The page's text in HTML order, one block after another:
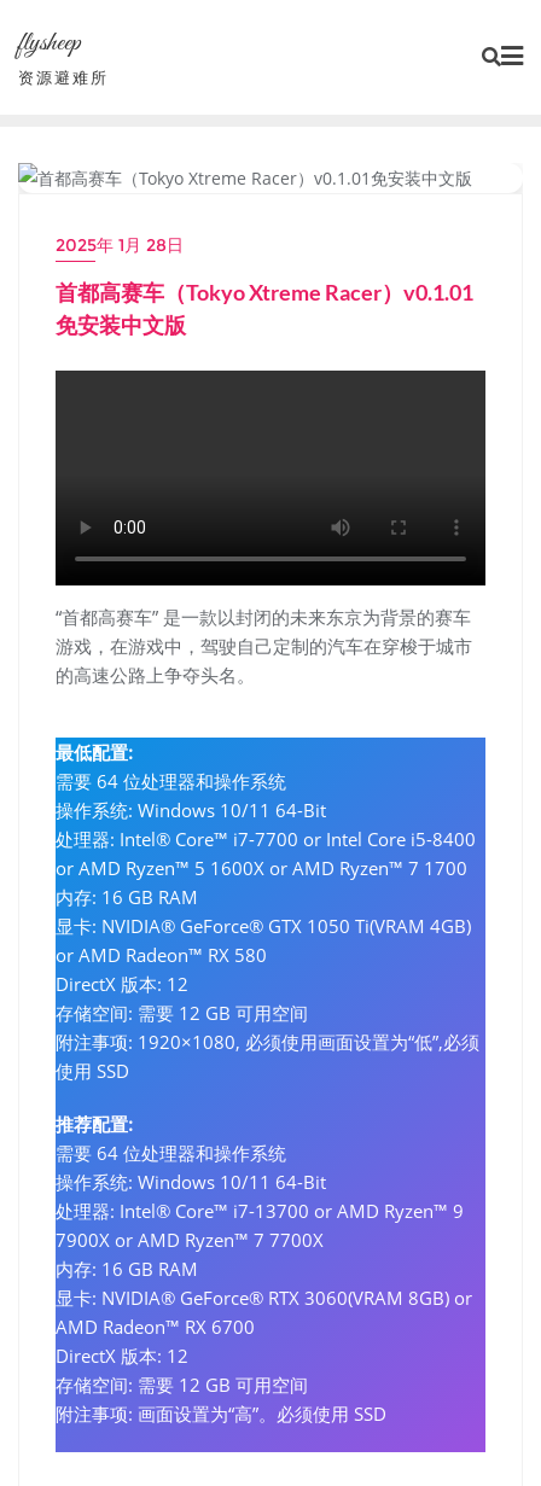
content
flysheep
资源避难所
2025年 1月 28日
首都高赛车（Tokyo Xtreme Racer）v0.1.01
免安装中文版
“首都高赛车” 是一款以封闭的未来东京为背景的赛车
游戏，在游戏中，驾驶自己定制的汽车在穿梭于城市
的高速公路上争夺头名。
最低配置:
需要 64 位处理器和操作系统
操作系统: Windows 10/11 64-Bit
处理器: Intel® Core™ i7-7700 or Intel Core i5-8400
or AMD Ryzen™ 5 1600X or AMD Ryzen™ 7 1700
内存: 16 GB RAM
显卡: NVIDIA® GeForce® GTX 1050 Ti(VRAM 4GB)
or AMD Radeon™ RX 580
DirectX 版本: 12
存储空间: 需要 12 GB 可用空间
附注事项: 1920×1080, 必须使用画面设置为“低”,必须
使用 SSD
推荐配置:
需要 64 位处理器和操作系统
操作系统: Windows 10/11 64-Bit
处理器: Intel® Core™ i7-13700 or AMD Ryzen™ 9
7900X or AMD Ryzen™ 7 7700X
内存: 16 GB RAM
显卡: NVIDIA® GeForce® RTX 3060(VRAM 8GB) or
AMD Radeon™ RX 6700
DirectX 版本: 12
存储空间: 需要 12 GB 可用空间
附注事项: 画面设置为“高”。必须使用 SSD